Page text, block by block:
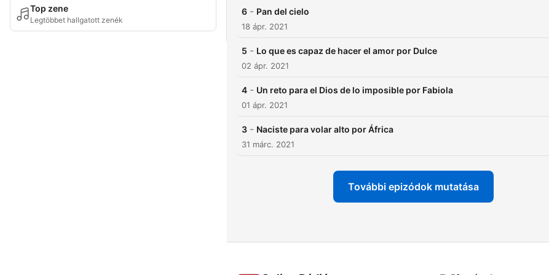
Top zene
Legtöbbet hallgatott zenék
6 - Pan del cielo
18 ápr. 2021
5 - Lo que es capaz de hacer el amor por Dulce
02 ápr. 2021
4 - Un reto para el Dios de lo imposible por Fabiola
01 ápr. 2021
3 - Naciste para volar alto por África
31 márc. 2021
További epizódok mutatása